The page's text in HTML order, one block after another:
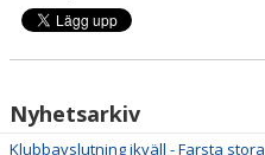
Nyhetsarkiv
Klubbavslutning ikväll - Farsta stora